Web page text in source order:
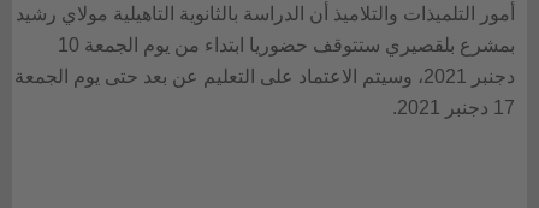
أمور التلميذات والتلاميذ أن الدراسة بالثانوية التاهيلية مولاي رشيد
بمشرع بلقصيري ستتوقف حضوريا ابتداء من يوم الجمعة 10
دجنبر 2021، وسيتم الاعتماد على التعليم عن بعد حتى يوم الجمعة
17 دجنبر 2021.